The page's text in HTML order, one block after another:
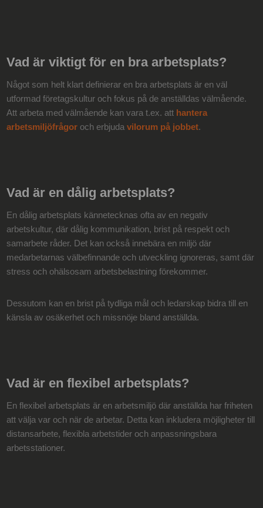
Vad är viktigt för en bra arbetsplats?
Något som helt klart definierar en bra arbetsplats är en väl
utformad företagskultur och fokus på de anställdas välmående.
Att arbeta med välmående kan vara t.ex. att hantera
arbetsmiljöfrågor och erbjudavilorum på jobbet.
Vad är en dålig arbetsplats?
En dålig arbetsplats kännetecknas ofta av en negativ
arbetskultur, där dålig kommunikation, brist på respekt och
samarbete råder. Det kan också innebära en miljö där
medarbetarnas välbefinnande och utveckling ignoreras, samt där
stress och ohälsosam arbetsbelastning förekommer.
Dessutom kan en brist på tydliga mål och ledarskap bidra till en
känsla av osäkerhet och missnöje bland anställda.
Vad är en flexibel arbetsplats?
En flexibel arbetsplats är en arbetsmiljö där anställda har friheten
att välja var och när de arbetar. Detta kan inkludera möjligheter till
distansarbete, flexibla arbetstider och anpassningsbara
arbetsstationer.